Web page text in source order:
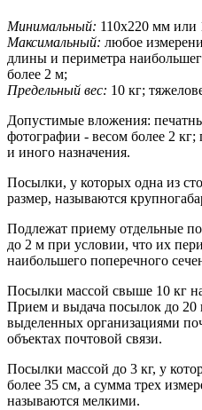
Минимальный: 110х220 мм или
Максимальный: любое
длины и периметра
более 2 м;
Предельный вес: 10 кг;
Допустимые вложения:
фотографии - весом более 2
и иного назначения.
Посылки, у которых одна из
размер, называются
Подлежат приему отдельные
до 2 м при условии, что их
наибольшего поперечного
Посылки массой свыше 10 кг
Прием и выдача посылок до 20
выделенных организациями
объектах почтовой связи.
Посылки массой до 3 кг, у
более 35 см, а сумма трех
называются мелкими.